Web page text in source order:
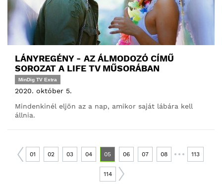
LÁNYREGÉNY - AZ ÁLMODOZÓ CÍMŰ
SOROZAT A LIFE TV MŰSORÁBAN
MinDig TV Extra
2020. október 5.
Mindenkinél eljön az a nap, amikor saját lábára kell
állnia.
01 02 03 04 05 06 07 08 113
114